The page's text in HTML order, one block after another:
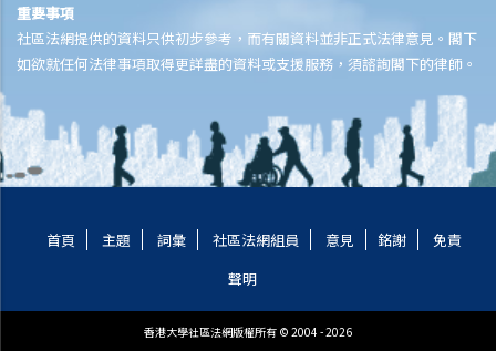
受保人已失蹤了數年，其保單受益人可否向保險公司索取死亡賠償？
在處理索償時，保險公司會否接受中醫發出的醫療報告 / 醫生紙？
可否在這段期間向保險公司索償？
我為同一項目（如住院或家居意外）購買了數份保險。我可否從所有保
單索取全數保額，或只可索取實際開支或損失？人壽保險的死亡賠償會
醫療保險
在處理索償時，保險公司會否接受中醫發出的醫療報告 / 醫生紙？
我為同一項目（如住院或家居意外）購買了數份保險。我可否從所有保
單索取全數保額，或只可索取實際開支或損失？
重要事項
社區法網提供的資料只供初步參考，而有關資料並非正式法律意見。閣下
如欲就任何法律事項取得更詳盡的資料或支援服務，須諮詢閣下的律師。
首頁 主題 詞彙 社區法網組員 意見 銘謝
免責
聲明
香港大學社區法網版權所有 © 2004 - 2026